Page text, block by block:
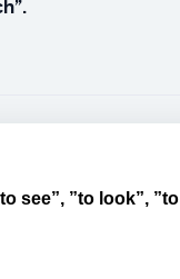
see”, ”to look”,